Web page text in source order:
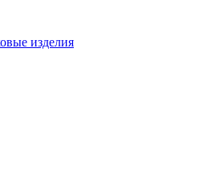
изделия